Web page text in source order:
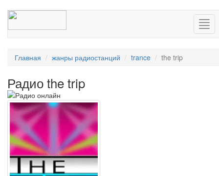
Главная жанры радиостанций trance the trip
Радио the trip